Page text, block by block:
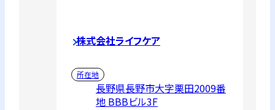
株式会社ライフケア
所在地
長野県長野市大字栗田2009番
地 BBBビル3F